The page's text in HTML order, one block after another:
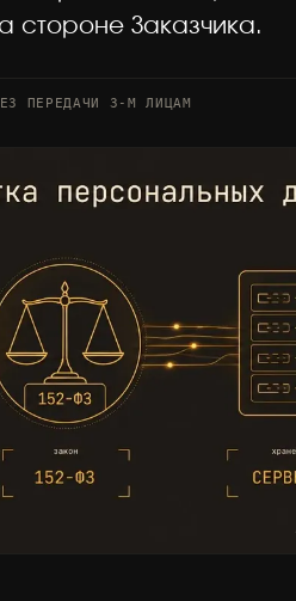
стороне Заказчика.
ПЕРЕДАЧИ 3-М ЛИЦАМ